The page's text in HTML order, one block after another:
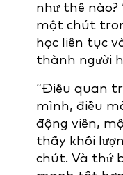
như thế
một chút
học liên tục
thành người
“Điều quan
mình, điều
động viên,
thấy khối
chút. Và thứ